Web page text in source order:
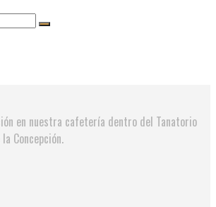
en nuestra cafetería dentro del Tanatorio
Concepción.